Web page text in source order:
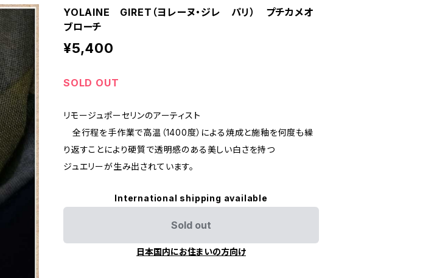
YOLAINE GIRET（ヨレーヌ・ジレ パリ） プチカメオ
ブローチ
¥5,400
SOLD OUT
リモージュポーセリンのアーティスト
全行程を手作業で高温（1400度）による焼成と施釉を何度も繰
り返すことにより硬質で透明感のある美しい白さを持つ
ジュエリーが生み出されています。
International shipping available
Sold out
日本国内にお住まいの方向け